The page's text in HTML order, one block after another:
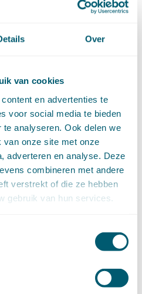
Over
van cookies
en advertenties te
voor social media te bieden
analyseren. Ook delen we
van onze site met onze
adverteren en analyse. Deze
combineren met andere
verstrekt of die ze hebben
gebruik van hun services.